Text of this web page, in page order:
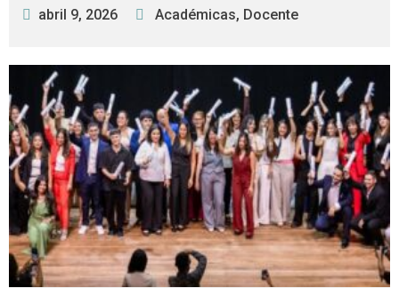
abril 9, 2026 Académicas, Docente